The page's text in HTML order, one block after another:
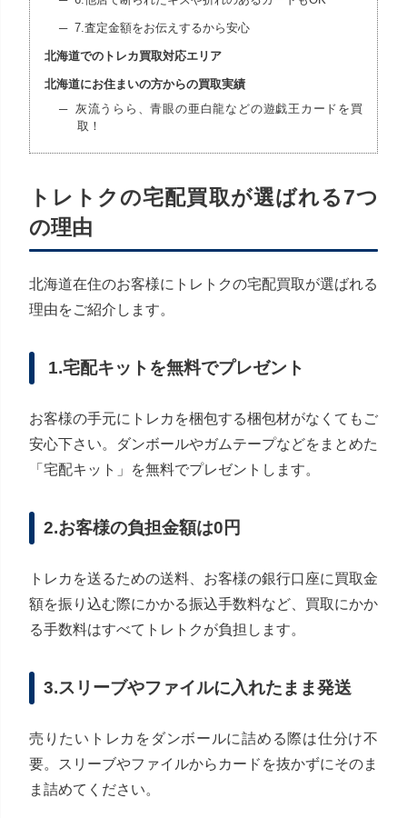
7.査定金額をお伝えするから安心
北海道でのトレカ買取対応エリア
北海道にお住まいの方からの買取実績
灰流うらら、青眼の亜白龍などの遊戯王カードを買
取！
トレトクの宅配買取が選ばれる7つ
の理由
北海道在住のお客様にトレトクの宅配買取が選ばれる
理由をご紹介します。
1.宅配キットを無料でプレゼント
お客様の手元にトレカを梱包する梱包材がなくてもご
安心下さい。ダンボールやガムテープなどをまとめた
「宅配キット」を無料でプレゼントします。
2.お客様の負担金額は0円
トレカを送るための送料、お客様の銀行口座に買取金
額を振り込む際にかかる振込手数料など、買取にかか
る手数料はすべてトレトクが負担します。
3.スリーブやファイルに入れたまま発送
売りたいトレカをダンボールに詰める際は仕分け不
要。スリーブやファイルからカードを抜かずにそのま
ま詰めてください。